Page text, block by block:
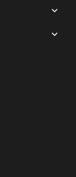

